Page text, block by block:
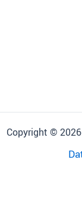
Copyright ©